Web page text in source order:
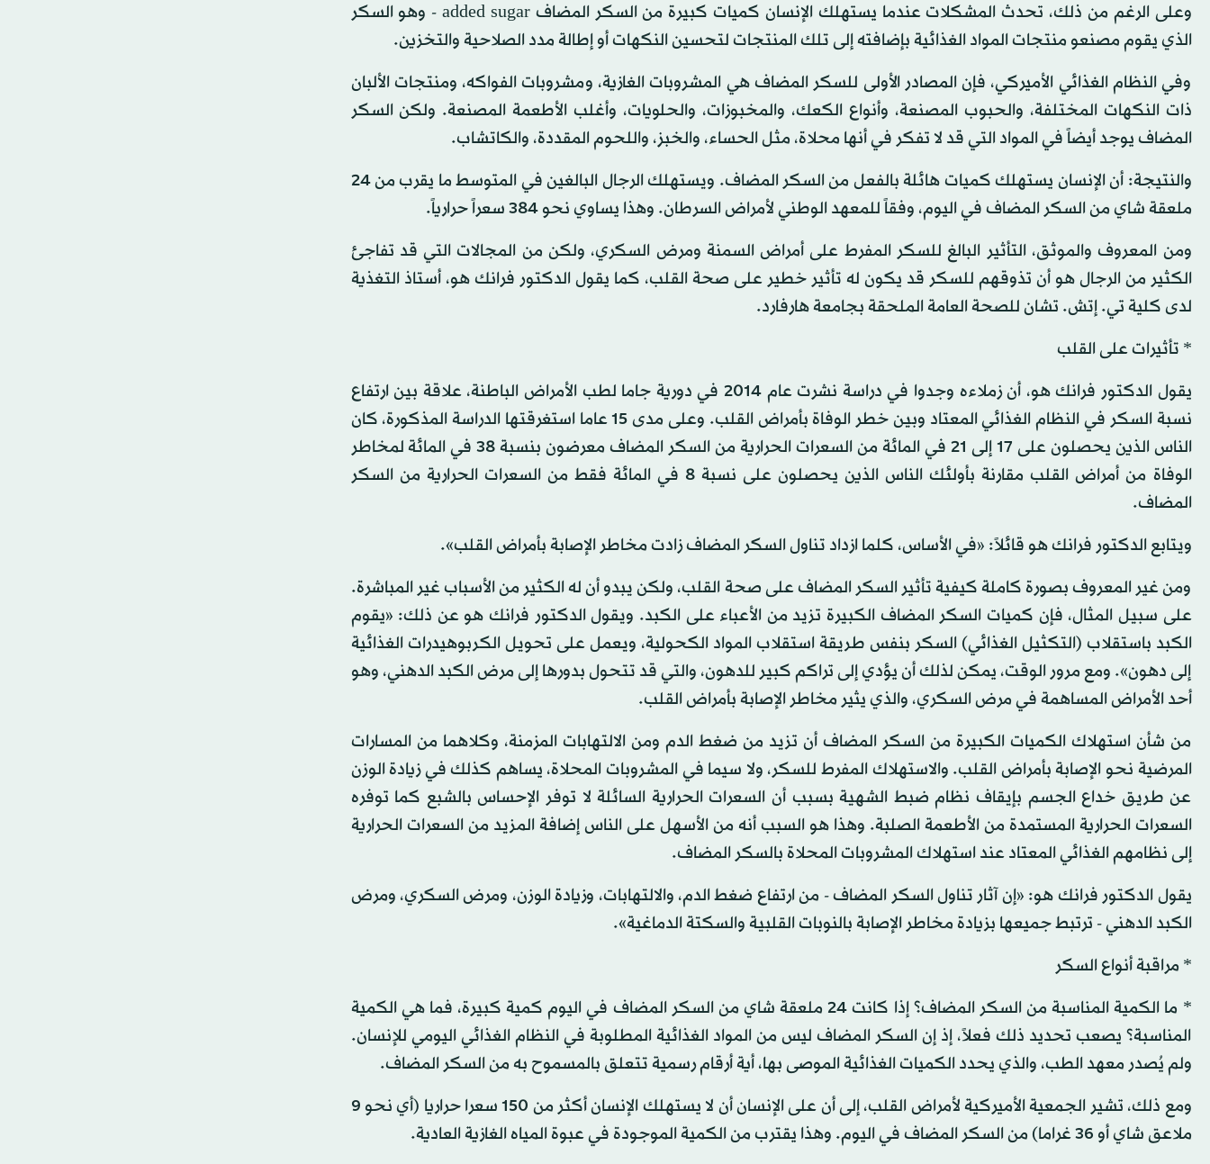
وعلى الرغم من ذلك، تحدث المشكلات عندما يستهلك الإنسان كميات كبيرة من السكر المضاف added sugar - وهو السكر
الذي يقوم مصنعو منتجات المواد الغذائية بإضافته إلى تلك المنتجات لتحسين النكهات أو إطالة مدد الصلاحية والتخزين.
وفي النظام الغذائي الأميركي، فإن المصادر الأولى للسكر المضاف هي المشروبات الغازية، ومشروبات الفواكه، ومنتجات الألبان
ذات النكهات المختلفة، والحبوب المصنعة، وأنواع الكعك، والمخبوزات، والحلويات، وأغلب الأطعمة المصنعة. ولكن السكر
المضاف يوجد أيضاً في المواد التي قد لا تفكر في أنها محلاة، مثل الحساء، والخبز، واللحوم المقددة، والكاتشاب.
والنتيجة: أن الإنسان يستهلك كميات هائلة بالفعل من السكر المضاف. ويستهلك الرجال البالغين في المتوسط ما يقرب من 24
ملعقة شاي من السكر المضاف في اليوم، وفقاً للمعهد الوطني لأمراض السرطان. وهذا يساوي نحو 384 سعراً حرارياً.
ومن المعروف والموثق، التأثير البالغ للسكر المفرط على أمراض السمنة ومرض السكري، ولكن من المجالات التي قد تفاجئ
الكثير من الرجال هو أن تذوقهم للسكر قد يكون له تأثير خطير على صحة القلب، كما يقول الدكتور فرانك هو، أستاذ التغذية
لدى كلية تي. إتش. تشان للصحة العامة الملحقة بجامعة هارفارد.
* تأثيرات على القلب
يقول الدكتور فرانك هو، أن زملاءه وجدوا في دراسة نشرت عام 2014 في دورية جاما لطب الأمراض الباطنة، علاقة بين ارتفاع
نسبة السكر في النظام الغذائي المعتاد وبين خطر الوفاة بأمراض القلب. وعلى مدى 15 عاما استغرقتها الدراسة المذكورة، كان
الناس الذين يحصلون على 17 إلى 21 في المائة من السعرات الحرارية من السكر المضاف معرضون بنسبة 38 في المائة لمخاطر
الوفاة من أمراض القلب مقارنة بأولئك الناس الذين يحصلون على نسبة 8 في المائة فقط من السعرات الحرارية من السكر
المضاف.
ويتابع الدكتور فرانك هو قائلاً: «في الأساس، كلما ازداد تناول السكر المضاف زادت مخاطر الإصابة بأمراض القلب».
ومن غير المعروف بصورة كاملة كيفية تأثير السكر المضاف على صحة القلب، ولكن يبدو أن له الكثير من الأسباب غير المباشرة.
على سبيل المثال، فإن كميات السكر المضاف الكبيرة تزيد من الأعباء على الكبد. ويقول الدكتور فرانك هو عن ذلك: «يقوم
الكبد باستقلاب (التكثيل الغذائي) السكر بنفس طريقة استقلاب المواد الكحولية، ويعمل على تحويل الكربوهيدرات الغذائية
إلى دهون». ومع مرور الوقت، يمكن لذلك أن يؤدي إلى تراكم كبير للدهون، والتي قد تتحول بدورها إلى مرض الكبد الدهني، وهو
أحد الأمراض المساهمة في مرض السكري، والذي يثير مخاطر الإصابة بأمراض القلب.
من شأن استهلاك الكميات الكبيرة من السكر المضاف أن تزيد من ضغط الدم ومن الالتهابات المزمنة، وكلاهما من المسارات
المرضية نحو الإصابة بأمراض القلب. والاستهلاك المفرط للسكر، ولا سيما في المشروبات المحلاة، يساهم كذلك في زيادة الوزن
عن طريق خداع الجسم بإيقاف نظام ضبط الشهية بسبب أن السعرات الحرارية السائلة لا توفر الإحساس بالشبع كما توفره
السعرات الحرارية المستمدة من الأطعمة الصلبة. وهذا هو السبب أنه من الأسهل على الناس إضافة المزيد من السعرات الحرارية
إلى نظامهم الغذائي المعتاد عند استهلاك المشروبات المحلاة بالسكر المضاف.
يقول الدكتور فرانك هو: «إن آثار تناول السكر المضاف - من ارتفاع ضغط الدم، والالتهابات، وزيادة الوزن، ومرض السكري، ومرض
الكبد الدهني - ترتبط جميعها بزيادة مخاطر الإصابة بالنوبات القلبية والسكتة الدماغية».
* مراقبة أنواع السكر
* ما الكمية المناسبة من السكر المضاف؟ إذا كانت 24 ملعقة شاي من السكر المضاف في اليوم كمية كبيرة، فما هي الكمية
المناسبة؟ يصعب تحديد ذلك فعلاً، إذ إن السكر المضاف ليس من المواد الغذائية المطلوبة في النظام الغذائي اليومي للإنسان.
ولم يُصدر معهد الطب، والذي يحدد الكميات الغذائية الموصى بها، أية أرقام رسمية تتعلق بالمسموح به من السكر المضاف.
ومع ذلك، تشير الجمعية الأميركية لأمراض القلب، إلى أن على الإنسان أن لا يستهلك الإنسان أكثر من 150 سعرا حراريا (أي نحو 9
ملاعق شاي أو 36 غراما) من السكر المضاف في اليوم. وهذا يقترب من الكمية الموجودة في عبوة المياه الغازية العادية.